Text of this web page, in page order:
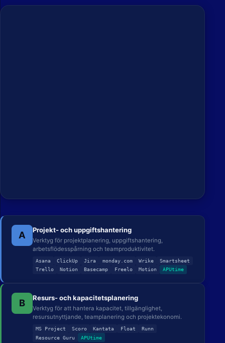
A Projekt- och uppgiftshantering
Verktyg för projektplanering, uppgiftshantering,
arbetsflödesspårning och teamproduktivitet.
Asana ClickUp Jira monday.com Wrike
Smartsheet
Trello
Notion Basecamp Freelo Motion APUtime
B Resurs- och kapacitetsplanering
Verktyg för att hantera kapacitet, tillgänglighet,
resursutnyttjande, teamplanering och projektekonomi.
MS Project Scoro Kantata Float
Runn
Resource Guru
APUtime